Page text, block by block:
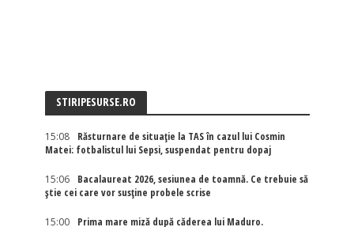
STIRIPESURSE.RO
15:08
Răsturnare de situație la TAS în cazul lui Cosmin
Matei: fotbalistul lui Sepsi, suspendat pentru dopaj
15:06
Bacalaureat 2026, sesiunea de toamnă. Ce trebuie să
știe cei care vor susține probele scrise
15:00
Prima mare miză după căderea lui Maduro.